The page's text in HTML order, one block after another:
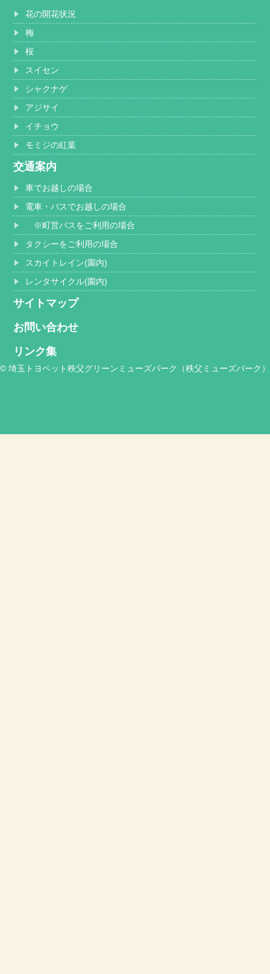
花の開花状況
梅
桜
スイセン
シャクナゲ
アジサイ
イチョウ
モミジの紅葉
交通案内
車でお越しの場合
電車・バスでお越しの場合
※町営バスをご利用の場合
タクシーをご利用の場合
スカイトレイン(園内)
レンタサイクル(園内)
サイトマップ
お問い合わせ
リンク集
© 埼玉トヨペット秩父グリーンミューズパーク（秩父ミューズパーク）